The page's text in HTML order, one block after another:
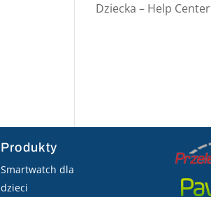
Dziecka – Help Center
Produkty
Smartwatch dla
dzieci